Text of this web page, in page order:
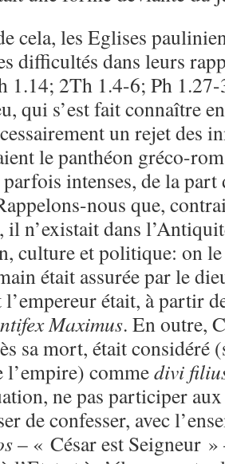
cela, les Eglises
difficultés dans leurs
1.14; 2Th 1.4-6; Ph
qui s’est fait connaître
un rejet des
le panthéon gréco-
intenses, de la part
nous que,
il n’existait dans
culture et politique: on
était assurée par le
était, à partir
Maximus. En outre,
sa mort, était considéré
l’empire) commedivi
ne pas participer
de confesser, avec
– « César est Seigneur